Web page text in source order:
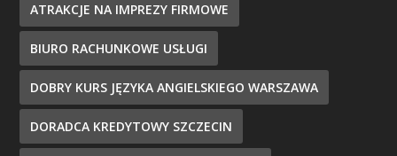
ATRAKCJE NA IMPREZY FIRMOWE
BIURO RACHUNKOWE USŁUGI
DOBRY KURS JĘZYKA ANGIELSKIEGO WARSZAWA
DORADCA KREDYTOWY SZCZECIN